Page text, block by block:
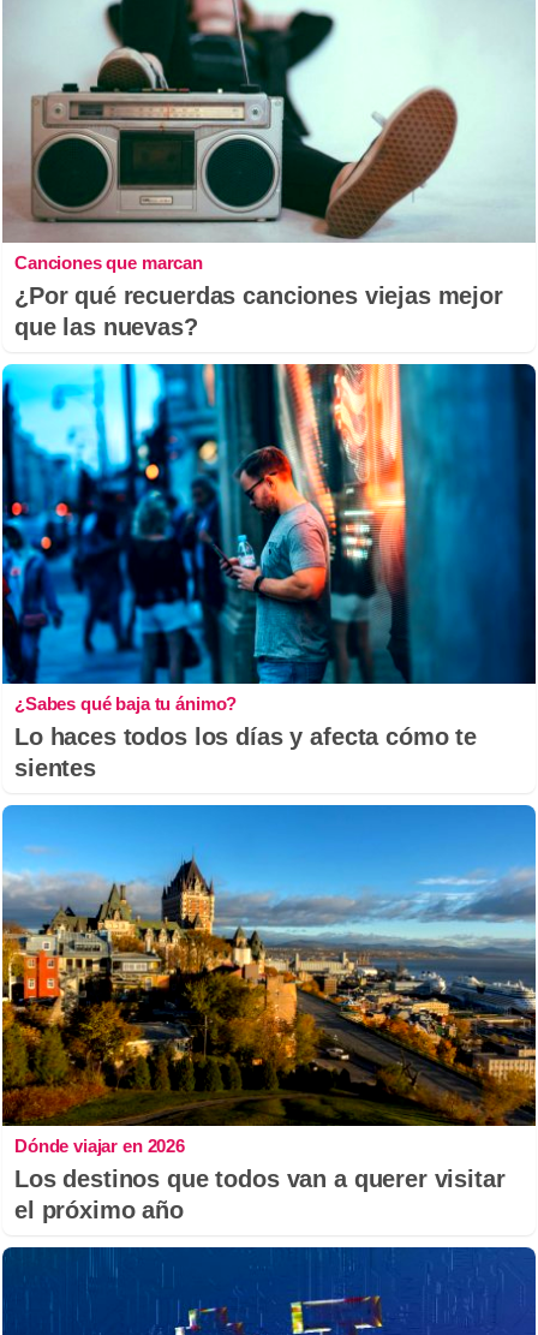
Canciones que marcan
¿Por qué recuerdas canciones viejas mejor
que las nuevas?
¿Sabes qué baja tu ánimo?
Lo haces todos los días y afecta cómo te
sientes
Dónde viajar en 2026
Los destinos que todos van a querer visitar
el próximo año